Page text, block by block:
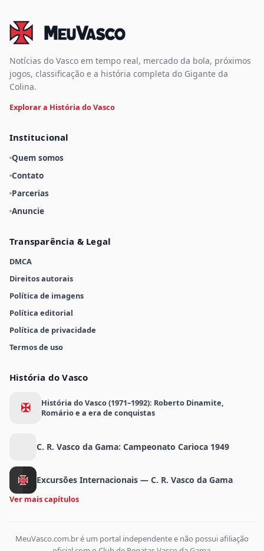
Notícias do Vasco em tempo real, mercado da bola, próximos
jogos, classificação e a história completa do Gigante da
Colina.
Explorar a História do Vasco
Institucional
Quem somos
Contato
Parcerias
Anuncie
Transparência & Legal
DMCA
Direitos autorais
Política de imagens
Política editorial
Política de privacidade
Termos de uso
História do Vasco
✠
História do Vasco (1971–1992): Roberto Dinamite,
Romário e a era de conquistas
C. R. Vasco da Gama: Campeonato Carioca 1949
Excursões Internacionais — C. R. Vasco da Gama
Ver mais capítulos
MeuVasco.com.br é um portal independente e não possui afiliação